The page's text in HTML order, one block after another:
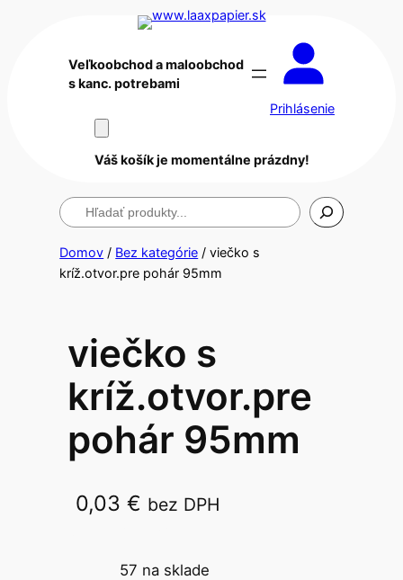
Veľkoobchod a maloobchod
s kanc. potrebami
Prihlásenie
Váš košík je momentálne prázdny!
Hľadanie
Domov / Bez kategórie / viečko s
kríž.otvor.pre pohár 95mm
viečko s
kríž.otvor.pre
pohár 95mm
0,03€ bez DPH
57 na sklade